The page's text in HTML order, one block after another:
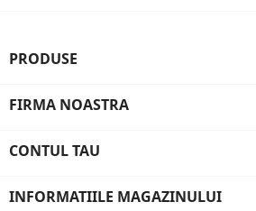
PRODUSE
FIRMA NOASTRA
CONTUL TAU
INFORMATIILE MAGAZINULUI